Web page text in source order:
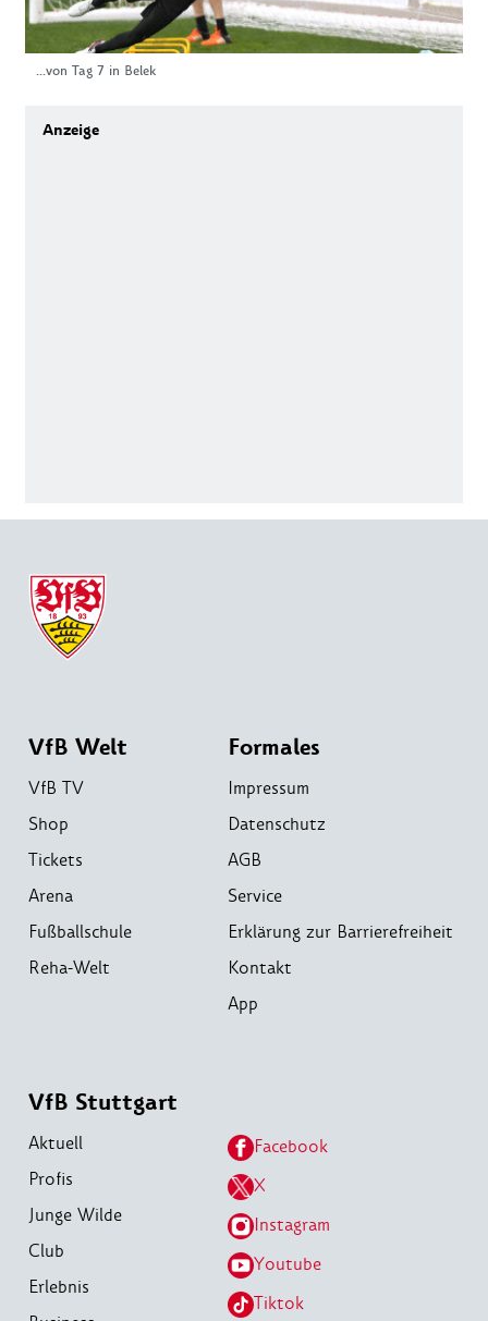
...von Tag 7 in Belek
VfB Welt
VfB TV
Shop
Tickets
Arena
Fußballschule
Reha-Welt
Formales
Impressum
Datenschutz
AGB
Service
Erklärung zur Barrierefreiheit
Kontakt
App
VfB Stuttgart
Aktuell
Profis
Junge Wilde
Club
Erlebnis
Facebook
X
Instagram
Youtube
Tiktok